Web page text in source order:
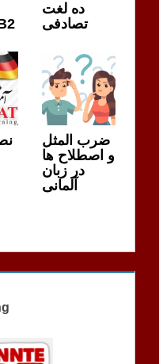
ده لغت
تصادفی
ضرب المثل
و اصطلاح ها
در زبان
آلمانی